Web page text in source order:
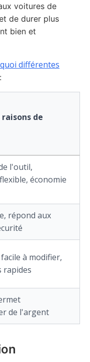
voitures de
de durer plus
bien et
différentes
:
de
l'outil,
économie
répond aux
à modifier,
rapides
de l'argent